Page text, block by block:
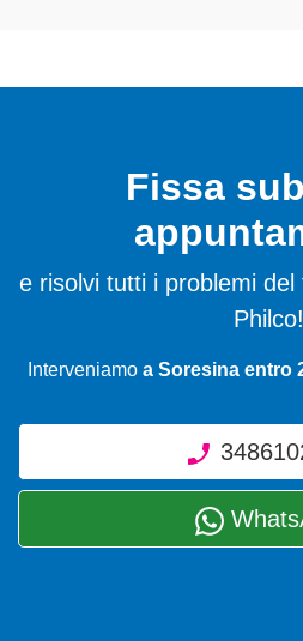
Fissa
e risolvi tutti i problemi
Philco!
Interveniamo a Soresina entro